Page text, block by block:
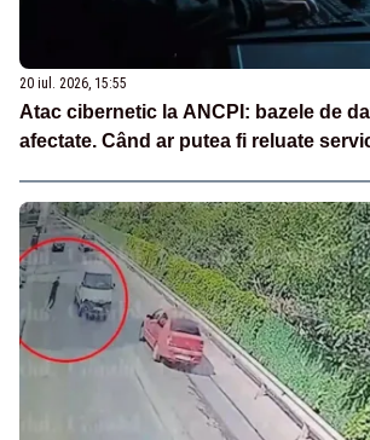
20 iul. 2026, 15:55
Atac cibernetic la ANCPI: bazele de
afectate. Când ar putea fi reluate